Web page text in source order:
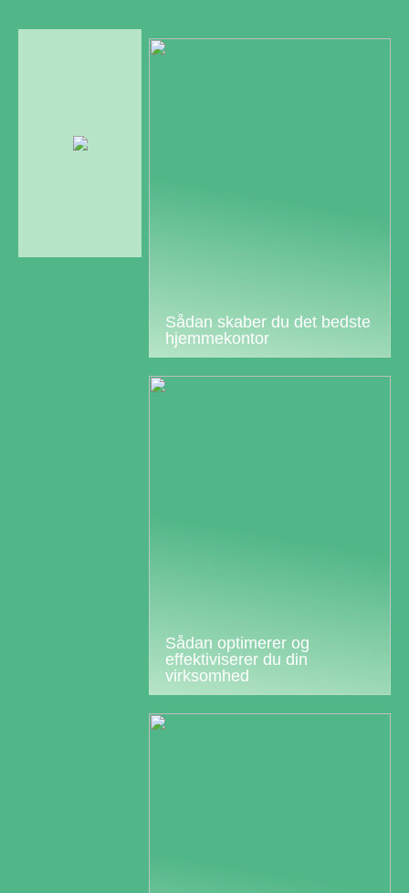
Sådan skaber du det bedste
hjemmekontor
Sådan optimerer og
effektiviserer du din
virksomhed